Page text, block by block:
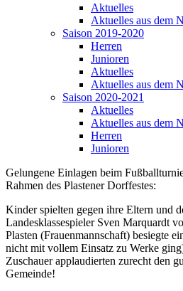
Aktuelles
Aktuelles aus dem
Saison 2019-2020
Herren
Junioren
Aktuelles
Aktuelles aus dem
Saison 2020-2021
Aktuelles
Aktuelles aus dem
Herren
Junioren
Gelungene Einlagen beim
Rahmen des Plastener Dorffestes:
Kinder spielten gegen ihre Eltern und
Landesklassespieler Sven Marquardt
Plasten (Frauenmannschaft) besiegte
nicht mit vollem Einsatz zu Werke
Zuschauer applaudierten zurecht den
Gemeinde!